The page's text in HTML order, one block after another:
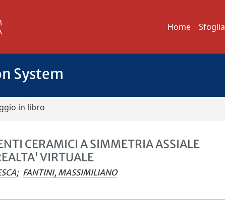
Home Sfoglia
System
in libro
CERAMICI A SIMMETRIA ASSIALE
VIRTUALE
; FANTINI, MASSIMILIANO